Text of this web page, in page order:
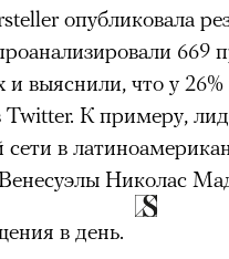
опубликовала
669
и выяснили, что у
Twitter. К примеру,
сети в
Николас
в день.